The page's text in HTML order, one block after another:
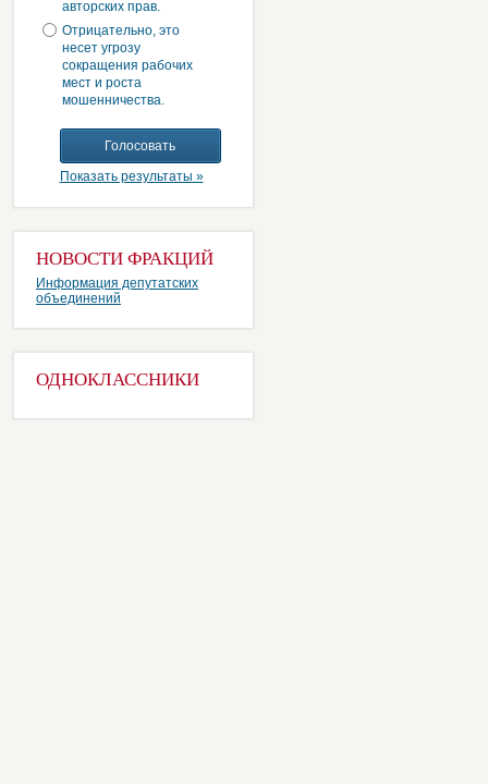
авторских прав.
Отрицательно, это
несет угрозу
сокращения рабочих
мест и роста
мошенничества.
Показать результаты »
НОВОСТИ ФРАКЦИЙ
Информация депутатских
объединений
ОДНОКЛАССНИКИ